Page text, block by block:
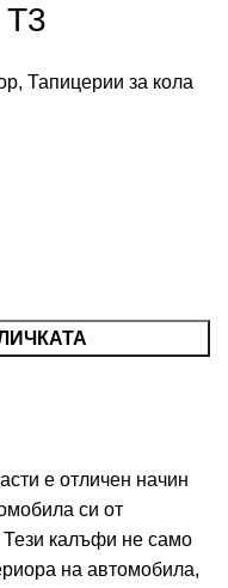
Т3
, Тапицерии за кола
е отличен начин
си от
Тези калъфи не само
на автомобила,